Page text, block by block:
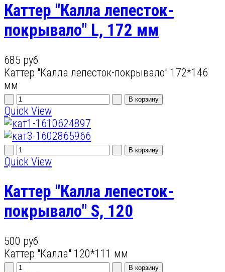
Каттер "Калла лепесток-
покрывало" L, 172 мм
685 руб
Каттер "Калла лепесток-покрывало" 172*146
мм
Quick View
Quick View
Каттер "Калла лепесток-
покрывало" S, 120
500 руб
Каттер "Калла" 120*111 мм